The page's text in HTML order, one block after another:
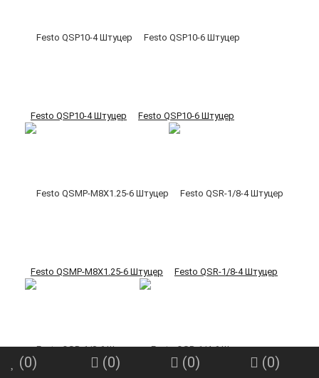
Festo QSP10-4 Штуцер Festo QSP10-6 Штуцер
Festo QSMP-M8X1.25-6 Штуцер Festo QSR-1/8-4 Штуцер
(0) (0) (0) (0)